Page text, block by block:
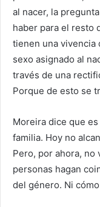
al nacer, la
haber para el resto
tienen una vivencia
sexo asignado al
través de una
Porque de esto se
Moreira dice que
familia. Hoy no
Pero, por ahora, no
personas hagan
del género. Ni